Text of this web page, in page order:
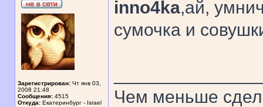
Зарегистрирован: Чт янв 03,
2008 21:48
Сообщения: 4515
Откуда: Екатеринбург - Israel
inno4ka,ай,
сумочка и
Чем меньше